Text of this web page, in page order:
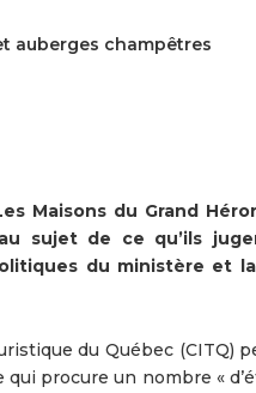
auberges champêtres
Maisons du Grand
sujet de ce qu’ils
du ministère et
du Québec (CITQ)
procure un nombre «